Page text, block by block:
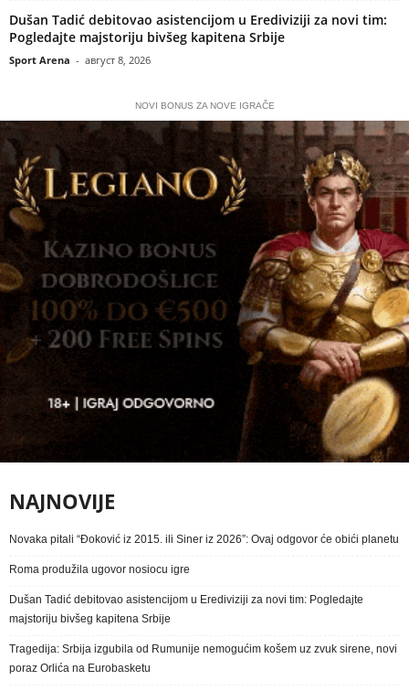
Dušan Tadić debitovao asistencijom u Erediviziji za novi tim:
Pogledajte majstoriju bivšeg kapitena Srbije
Sport Arena - август 8, 2026
NOVI BONUS ZA NOVE IGRAČE
NAJNOVIJE
Novaka pitali “Đoković iz 2015. ili Siner iz 2026”: Ovaj odgovor će obići planetu
Roma produžila ugovor nosiocu igre
Dušan Tadić debitovao asistencijom u Erediviziji za novi tim: Pogledajte
majstoriju bivšeg kapitena Srbije
Tragedija: Srbija izgubila od Rumunije nemogućim košem uz zvuk sirene, novi
poraz Orlića na Eurobasketu